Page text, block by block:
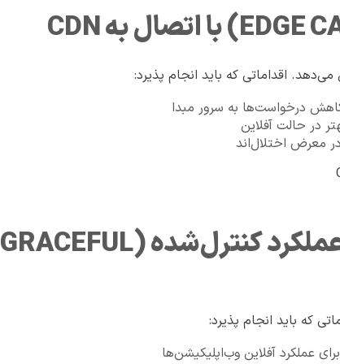
اقداماتی که باید انجام پذیرد:
۶. دسترسی آفلاین و افت عملکرد کنترل‌شده (GRACEFUL
که باید انجام پذیرد: